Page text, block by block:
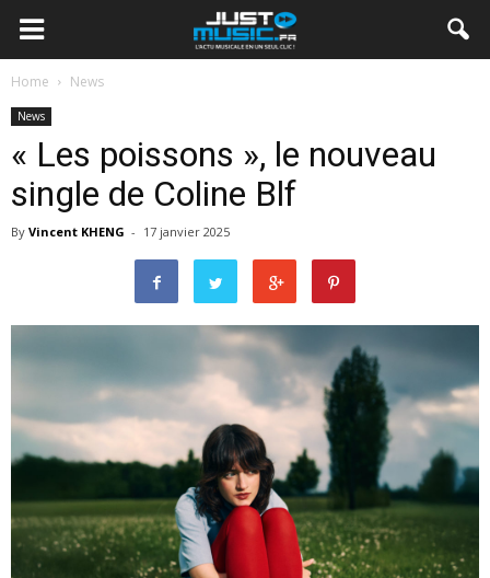
Home News
News
« Les poissons », le nouveau
single de Coline Blf
By Vincent KHENG - 17 janvier 2025